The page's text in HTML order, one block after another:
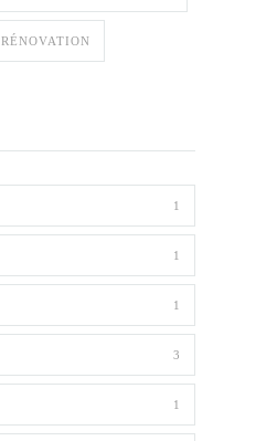
RÉNOVATION
1
1
1
3
1